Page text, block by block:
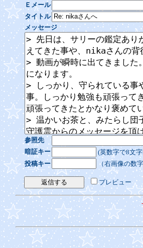
Ｅメール
タイトル
メッセージ
参照先
暗証キー
(英数字で8文
投稿キー
（右画像の数
プレビュー